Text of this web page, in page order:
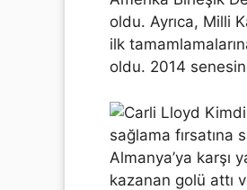
oldu. Ayrıca, Milli
ilk
oldu. 2014
sağlama fırsatına
Almanya’ya karşı
kazanan golü attı